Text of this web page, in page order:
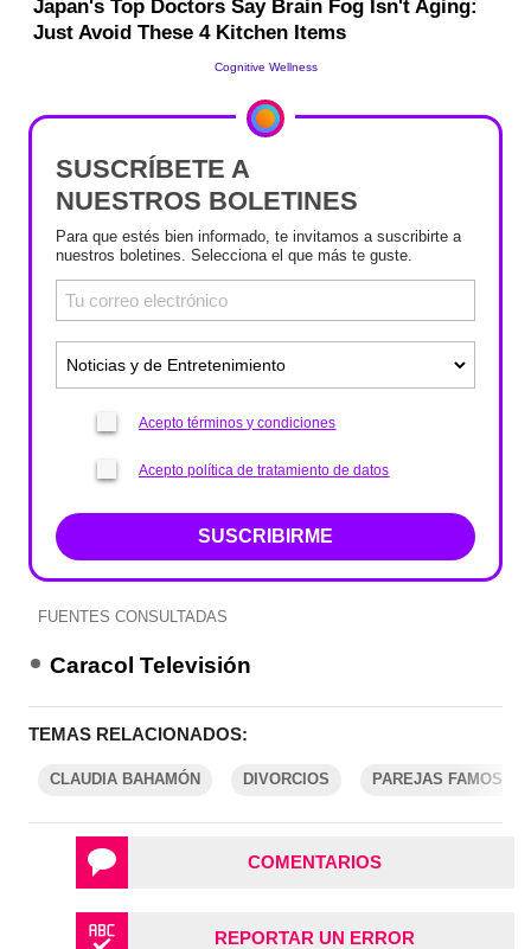
SUSCRÍBETE A
NUESTROS BOLETINES
Para que estés bien informado, te invitamos a suscribirte a
nuestros boletines. Selecciona el que más te guste.
Acepto términos y condiciones
Acepto política de tratamiento de datos
SUSCRIBIRME
FUENTES CONSULTADAS
Caracol Televisión
TEMAS RELACIONADOS:
CLAUDIA BAHAMÓN DIVORCIOS PAREJAS FAMOSAS
COMENTARIOS
REPORTAR UN ERROR